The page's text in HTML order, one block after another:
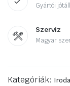
Gyártói
Szerviz
Magyar
Kategóriák: